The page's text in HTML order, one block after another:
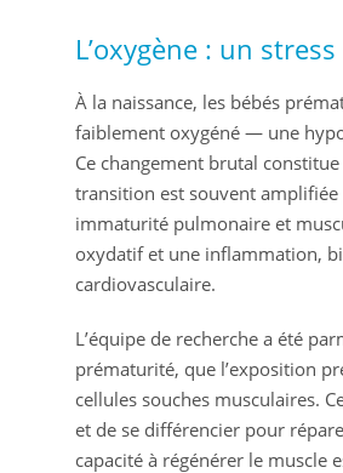
L’oxygène : un
À la naissance, les bébés
faiblement oxygéné — une
Ce changement brutal
transition est souvent
immaturité pulmonaire et
oxydatif et une inflammation,
cardiovasculaire.
L’équipe de recherche a été
prématurité, que l’exposition
cellules souches musculaires.
et de se différencier pour
capacité à régénérer le muscle